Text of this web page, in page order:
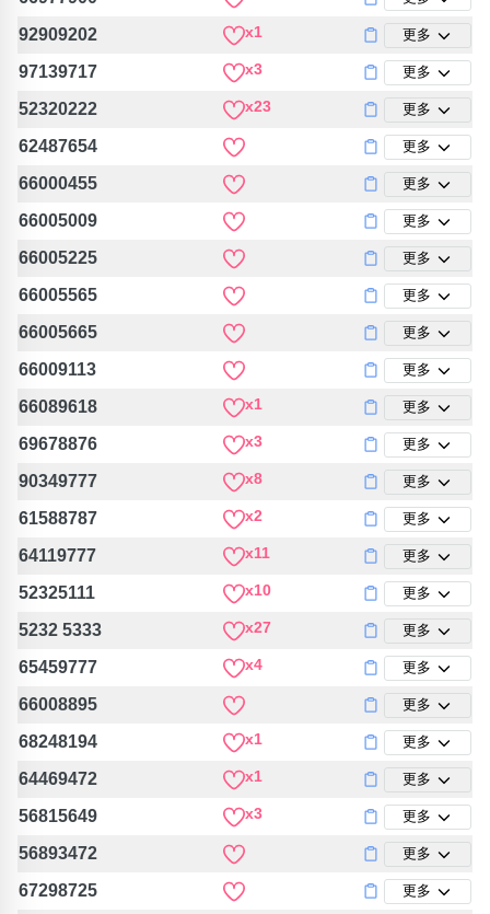
92909202 x1 更多
97139717 x3 更多
52320222 x23 更多
62487654 更多
66000455 更多
66005009 更多
66005225 更多
66005565 更多
66005665 更多
66009113 更多
66089618 x1 更多
69678876 x3 更多
90349777 x8 更多
61588787 x2 更多
64119777 x11 更多
52325111 x10 更多
5232 5333 x27 更多
65459777 x4 更多
66008895 更多
68248194 x1 更多
64469472 x1 更多
56815649 x3 更多
56893472 更多
67298725 更多